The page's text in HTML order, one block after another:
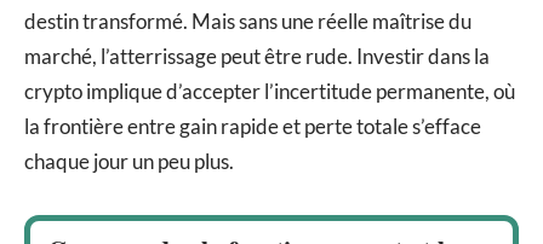
destin transformé. Mais sans une réelle maîtrise du
marché, l’atterrissage peut être rude. Investir dans la
crypto implique d’accepter l’incertitude permanente, où
la frontière entre gain rapide et perte totale s’efface
chaque jour un peu plus.